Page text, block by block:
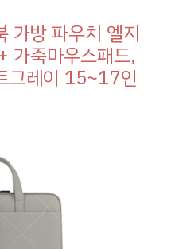
가방 파우치 엘지
가죽마우스패드,
그레이 15~17인